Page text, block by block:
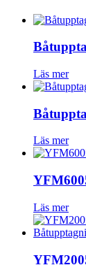
Läs mer
Läs mer
Läs mer